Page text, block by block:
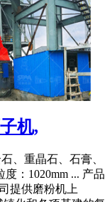
机,
、重晶石、石膏、
：1020mm ... 产品
提供磨粉机上